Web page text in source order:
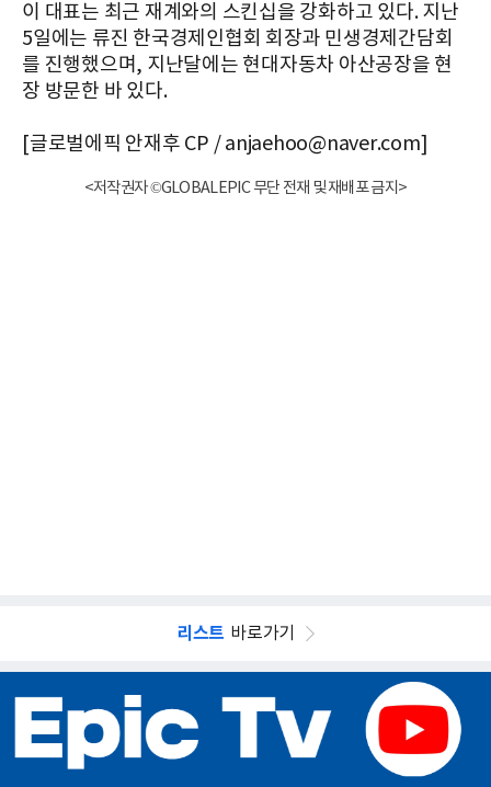
이 대표는 최근 재계와의 스킨십을 강화하고 있다. 지난
5일에는 류진 한국경제인협회 회장과 민생경제간담회
를 진행했으며, 지난달에는 현대자동차 아산공장을 현
장 방문한 바 있다.
[글로벌에픽 안재후 CP / anjaehoo@naver.com]
<저작권자 ©GLOBALEPIC 무단 전재 및 재배포 금지>
리스트 바로가기